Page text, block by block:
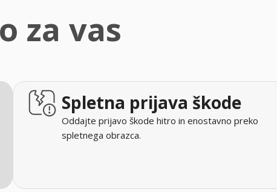
za vas
Spletna prijava škode
Oddajte prijavo škode hitro in enostavno preko
spletnega obrazca.